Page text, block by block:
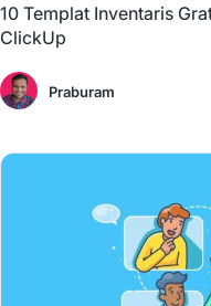
10 Templat Inventaris
ClickUp
Praburam